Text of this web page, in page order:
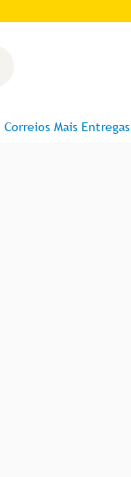
Correios Mais Entregas